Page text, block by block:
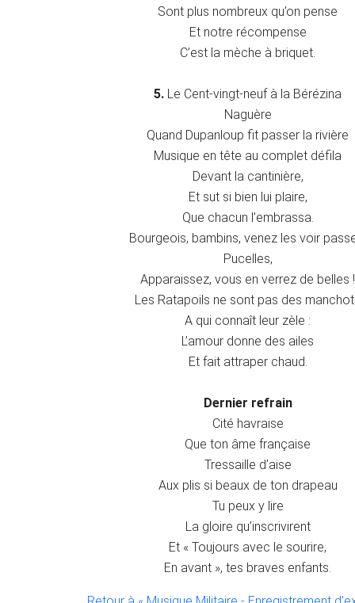
Sont plus nombreux qu’on pense
Et notre récompense
C’est la mèche à briquet.
5. Le Cent-vingt-neuf à la Bérézina
Naguère
Quand Dupanloup fit passer la rivière
Musique en tête au complet défila
Devant la cantinière,
Et sut si bien lui plaire,
Que chacun l’embrassa.
Bourgeois, bambins, venez les voir
Pucelles,
Apparaissez, vous en verrez de belles !
Les Ratapoils ne sont pas des
A qui connaît leur zèle :
L’amour donne des ailes
Et fait attraper chaud.
Dernier refrain
Cité havraise
Que ton âme française
Tressaille d’aise
Aux plis si beaux de ton drapeau
Tu peux y lire
La gloire qu’inscrivirent
Et « Toujours avec le sourire,
En avant », tes braves enfants.